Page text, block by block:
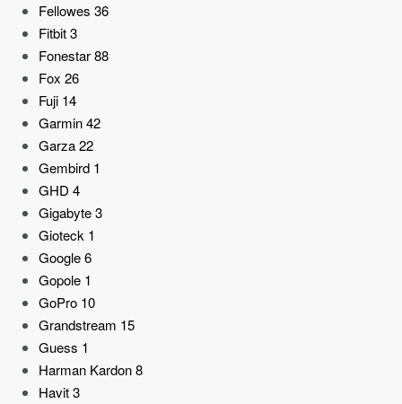
Fellowes 36
Fitbit3
Fonestar88
Fox 26
Fuji 14
Garmin42
Garza22
Gembird 1
GHD 4
Gigabyte3
Gioteck 1
Google6
Gopole 1
GoPro 10
Grandstream 15
Guess 1
Harman Kardon8
Havit3